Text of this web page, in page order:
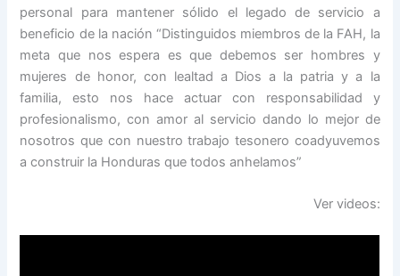
personal para mantener sólido el legado de servicio a
beneficio de la nación “Distinguidos miembros de la FAH, la
meta que nos espera es que debemos ser hombres y
mujeres de honor, con lealtad a Dios a la patria y a la
familia, esto nos hace actuar con responsabilidad y
profesionalismo, con amor al servicio dando lo mejor de
nosotros que con nuestro trabajo tesonero coadyuvemos
a construir la Honduras que todos anhelamos”
Ver videos: